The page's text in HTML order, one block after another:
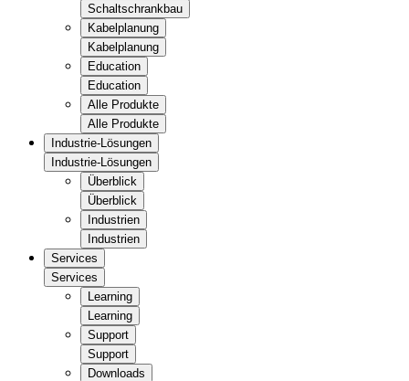
Schaltschrankbau
Kabelplanung
Kabelplanung
Education
Education
Alle Produkte
Alle Produkte
Industrie-Lösungen
Industrie-Lösungen
Überblick
Überblick
Industrien
Industrien
Services
Services
Learning
Learning
Support
Support
Downloads